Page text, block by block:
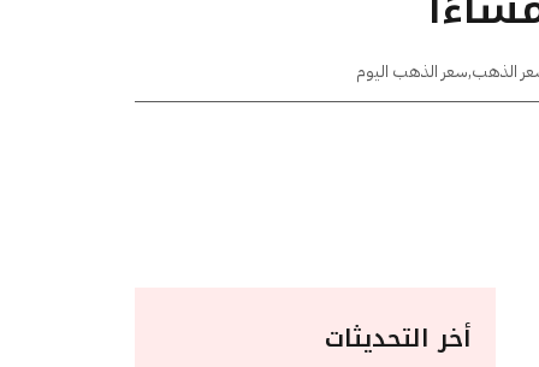
الذهب,سعر الذهب اليوم
أخر التحديثات